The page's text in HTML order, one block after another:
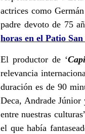
actrices como
padre devoto de 75
horas en el Patio
El productor de ‘
relevancia
duración es de 90
Deca, Andrade
entre nuestras
el que había